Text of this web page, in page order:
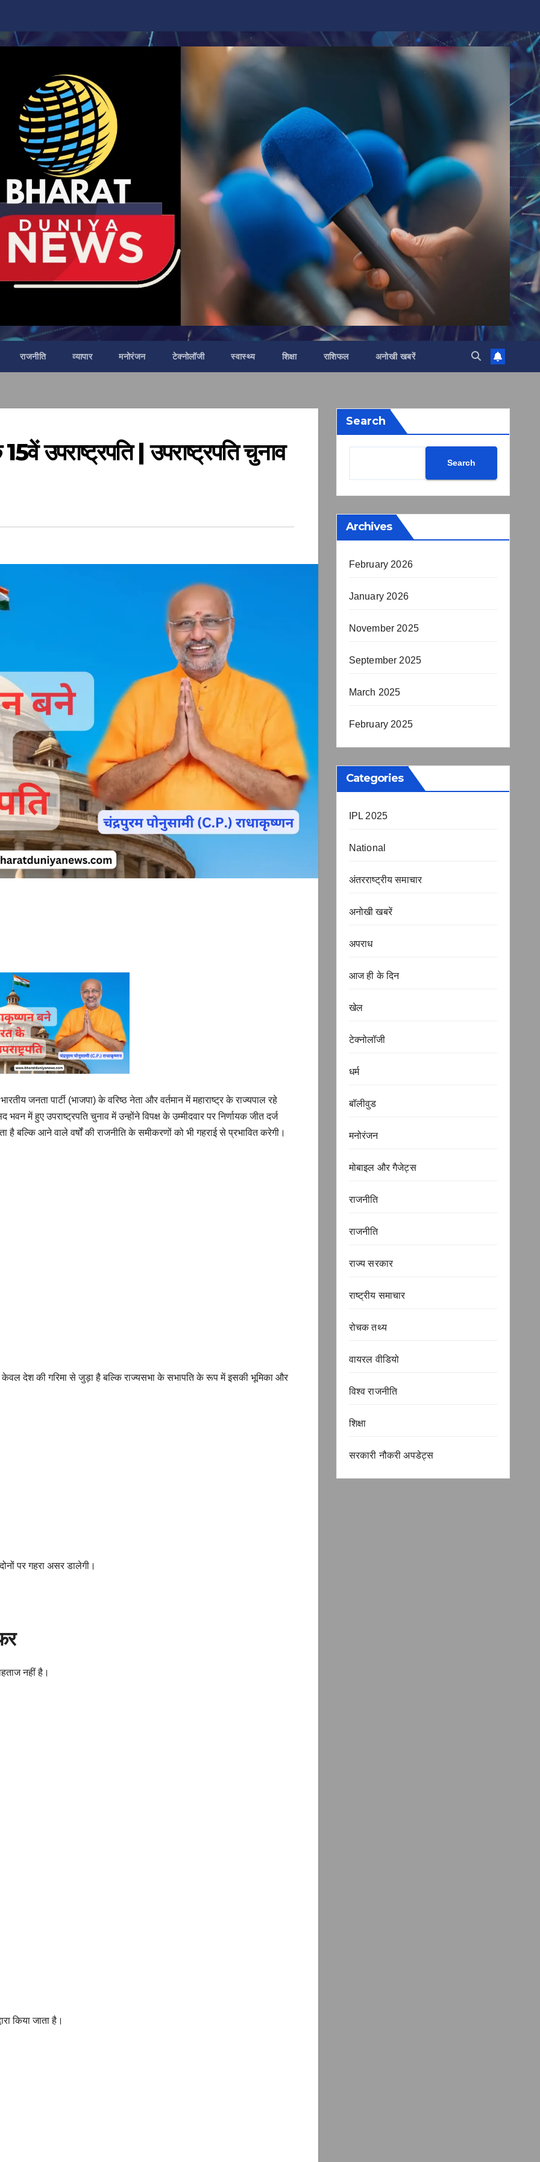
राजनीति व्यापार मनोरंजन टेक्नोलॉजी स्वास्थ्य शिक्षा राशिफल अनोखी खबरें
उपराष्ट्रपति | उपराष्ट्रपति चुनाव
जनता पार्टी (भाजपा) के वरिष्ठ नेता और वर्तमान में महाराष्ट्र के राज्यपाल रहे
में हुए उपराष्ट्रपति चुनाव में उन्होंने विपक्ष के उम्मीदवार पर निर्णायक जीत दर्ज
आने वाले वर्षों की राजनीति के समीकरणों को भी गहराई से प्रभावित करेगी।
केवल देश की गरिमा से जुड़ा है बल्कि राज्यसभा के सभापति के रूप में इसकी भूमिका और
पर गहरा असर डालेगी।
नहीं है।
किया जाता है।
Search
Search
Archives
February 2026
January 2026
November 2025
September 2025
March 2025
February 2025
Categories
IPL 2025
National
अंतरराष्ट्रीय समाचार
अनोखी खबरें
अपराध
आज ही के दिन
खेल
टेक्नोलॉजी
धर्म
बॉलीवुड
मनोरंजन
मोबाइल और गैजेट्स
राजनीति
राजनीति
राज्य सरकार
राष्ट्रीय समाचार
रोचक तथ्य
वायरल वीडियो
विश्व राजनीति
शिक्षा
सरकारी नौकरी अपडेट्स